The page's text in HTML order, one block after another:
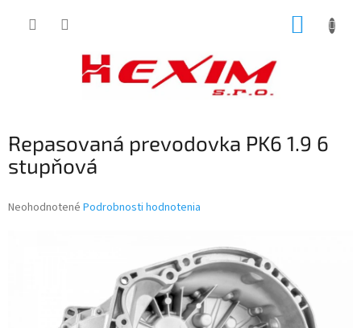
Repasovaná prevodovka PK6 1.9 6
stupňová
Priemerné
hviezdičiek.
Neohodnotené Podrobnosti hodnotenia